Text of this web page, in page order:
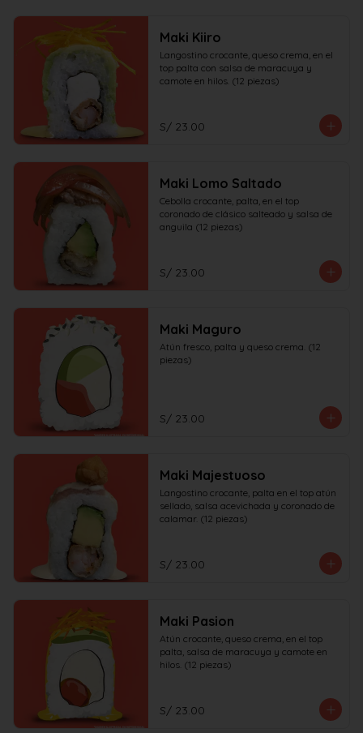
Maki Kiiro
Langostino crocante, queso crema, en el
top palta con salsa de maracuya y
camote en hilos. (12 piezas)
S/ 23.00
Maki Lomo Saltado
Cebolla crocante, palta, en el top
coronado de clásico salteado y salsa de
anguila (12 piezas)
S/ 23.00
Maki Maguro
Atún fresco, palta y queso crema. (12
piezas)
S/ 23.00
Maki Majestuoso
Langostino crocante, palta en el top atún
sellado, salsa acevichada y coronado de
calamar. (12 piezas)
S/ 23.00
Maki Pasion
Atún crocante, queso crema, en el top
palta, salsa de maracuya y camote en
hilos. (12 piezas)
S/ 23.00